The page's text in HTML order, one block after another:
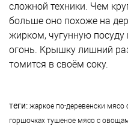
сложной техники. Чем
больше оно похоже на
жирком, чугунную посуду
огонь. Крышку лишний
томится в своём соку.
теги: жаркое по-деревенски мясо
горшочках тушеное мясо с